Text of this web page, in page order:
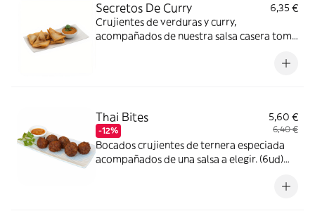
Secretos De Curry
6,35 €
Crujientes de verduras y curry,
acompañados de nuestra salsa casera tom
querrás repetir, nivel de picante 1 *gluten,
Thai Bites
-12%
5,60 €
6,40 €
Bocados crujientes de ternera especiada
acompañados de una salsa a elegir. (6ud)